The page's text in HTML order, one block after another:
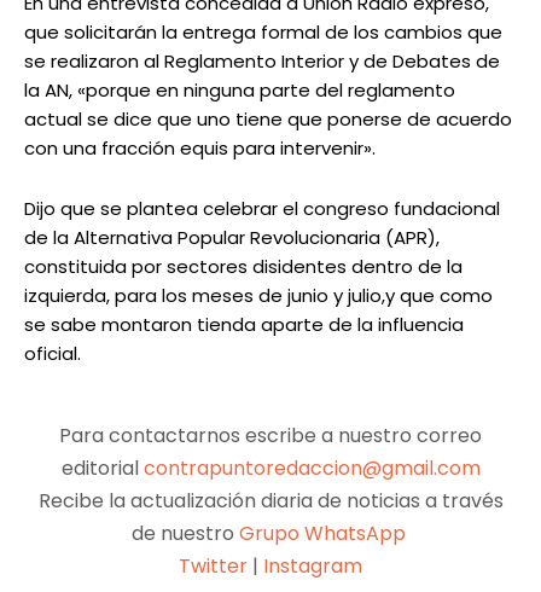
que solicitarán la entrega formal de los cambios que
se realizaron al Reglamento Interior y de Debates de
la AN, «porque en ninguna parte del reglamento
actual se dice que uno tiene que ponerse de acuerdo
con una fracción equis para intervenir».
Dijo que se plantea celebrar el congreso fundacional
de la Alternativa Popular Revolucionaria (APR),
constituida por sectores disidentes dentro de la
izquierda, para los meses de junio y julio,y que como
se sabe montaron tienda aparte de la influencia
oficial.
Para contactarnos escribe a nuestro correo
editorialcontrapuntoredaccion@gmail.com
Recibe la actualización diaria de noticias a través
de nuestro Grupo WhatsApp
Twitter | Instagram